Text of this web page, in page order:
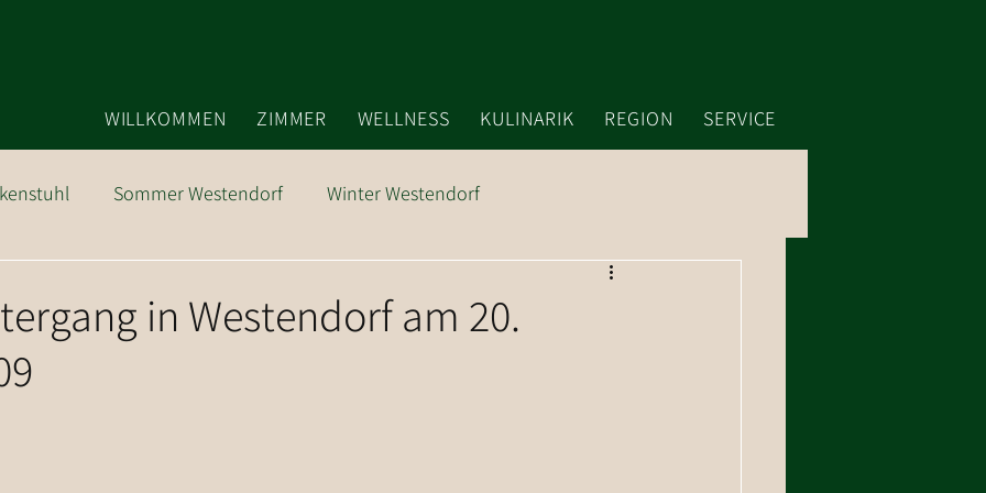
WILLKOMMEN ZIMMER WELLNESS KULINARIK REGION SERVICE
Sommer Westendorf Winter Westendorf
in Westendorf am 20.